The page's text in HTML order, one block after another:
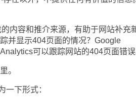
容和推介来源，有助于网站补充
并显示404页面的情况？Google
可以跟踪网站的404页面错
。
下形式：